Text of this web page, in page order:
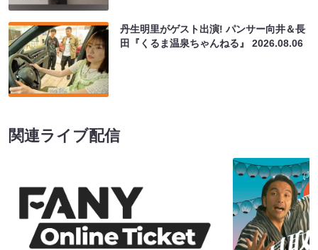
丹生明里がゲスト出演! パンサー向井＆長
田『くるま温泉ちゃんねる』2026.08.06
関連ライブ配信